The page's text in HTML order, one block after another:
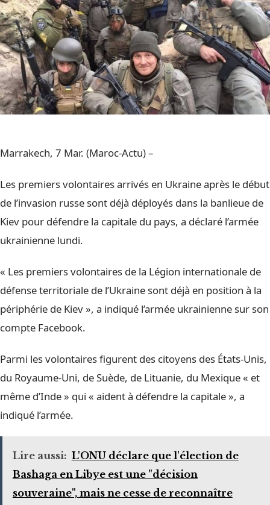
Marrakech, 7 Mar. (Maroc-Actu) –
Les premiers volontaires arrivés en Ukraine après le début
de l’invasion russe sont déjà déployés dans la banlieue de
Kiev pour défendre la capitale du pays, a déclaré l’armée
ukrainienne lundi.
« Les premiers volontaires de la Légion internationale de
défense territoriale de l’Ukraine sont déjà en position à la
périphérie de Kiev », a indiqué l’armée ukrainienne sur son
compte Facebook.
Parmi les volontaires figurent des citoyens des États-Unis,
du Royaume-Uni, de Suède, de Lituanie, du Mexique « et
même d’Inde » qui « aident à défendre la capitale », a
indiqué l’armée.
Lire aussi: L'ONU déclare que l'élection de
Bashaga en Libye est une "décision
souveraine", mais ne cesse de reconnaître